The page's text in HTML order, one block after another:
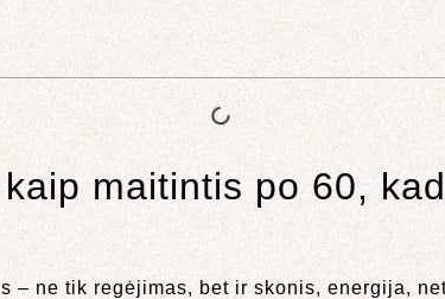
maitintis po 60,
– ne tik regėjimas, bet ir skonis, energija,